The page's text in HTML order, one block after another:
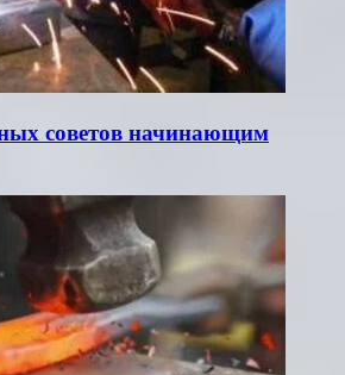
советов начинающим